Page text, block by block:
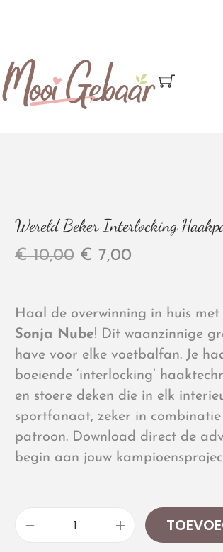
Wereld Beker Interlocking
€10,00 € 7,00
Haal de overwinning in huis met
Sonja Nube! Dit waanzinnige
have voor elke voetbalfan. Je
boeiende ‘interlocking’
en stoere deken die in elk
sportfanaat, zeker in combinatie
patroon. Download direct de
begin aan jouw